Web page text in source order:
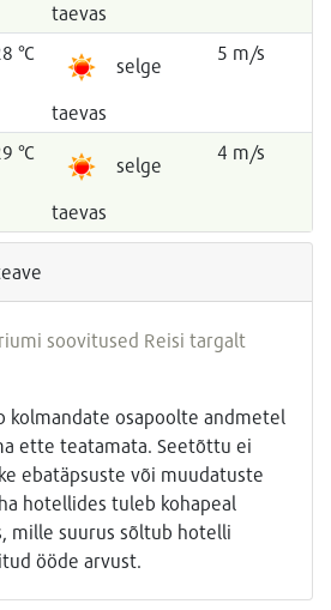
taevas
°C
selge
taevas
5 m/s
°C
selge
taevas
4 m/s
soovitused Reisi targalt
kolmandate osapoolte andmetel
ette teatamata. Seetõttu ei
ebatäpsuste või muudatuste
hotellides tuleb kohapeal
mille suurus sõltub hotelli
ööde arvust.